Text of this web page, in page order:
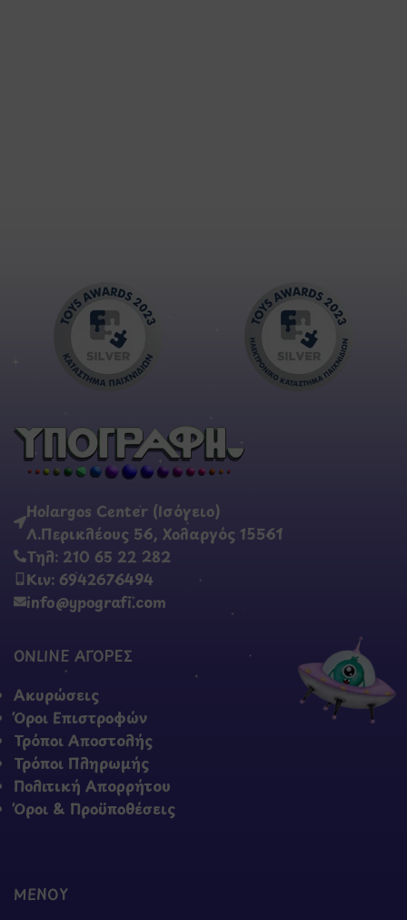
Holargos Center (Ισόγειο)
Λ.Περικλέους 56, Χολαργός 15561
Τηλ: 210 65 22 282
Κιν: 6942676494
info@ypografi.com
ONLINE ΑΓΟΡΕΣ
Ακυρώσεις
Όροι Επιστροφών
Τρόποι Αποστολής
Τρόποι Πληρωμής
Πολιτική Απορρήτου
Όροι & Προϋποθέσεις
ΜΕΝΟΥ